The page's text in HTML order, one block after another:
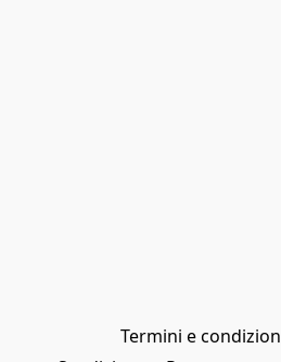
Termini e